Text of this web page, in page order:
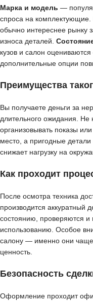
Марка и модель —
спроса на комплектующие.
обычно интереснее рынку
износа деталей.
кузов и салон оцениваются
дополнительные опции
Преимущества
Вы получаете деньги за
длительного ожидания. Не
организовывать показы
место, а пригодные детали
снижает нагрузку на
Как проходит
После осмотра техника
производится аккуратный
состоянию, проверяются и
использованию. Особое
салону — именно они
ценность.
Безопасность
Оформление проходит